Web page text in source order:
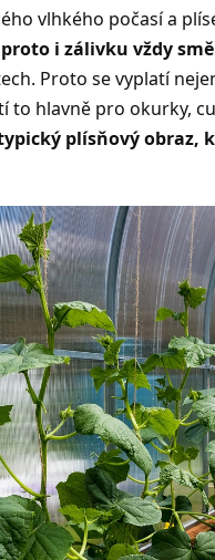
vlhkého počasí a
i zálivku vždy
Proto se vyplatí
to hlavně pro okurky,
plísňový obraz,